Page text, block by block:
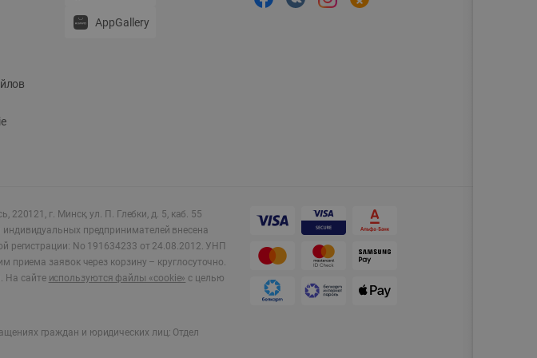
AppGallery
220121, г. Минск, ул. П. Глебки, д. 5, каб. 55
предпринимателей внесена
регистрации: No 191634233 от 24.08.2012. УНП
заявок через корзину – круглосуточно.
. На сайте используются файлы «cookie» с целью
граждан и юридических лиц: Отдел